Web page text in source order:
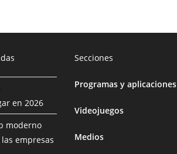
en 2026
moderno
empresas
Secciones
Programas y aplicaciones
Videojuegos
Medios